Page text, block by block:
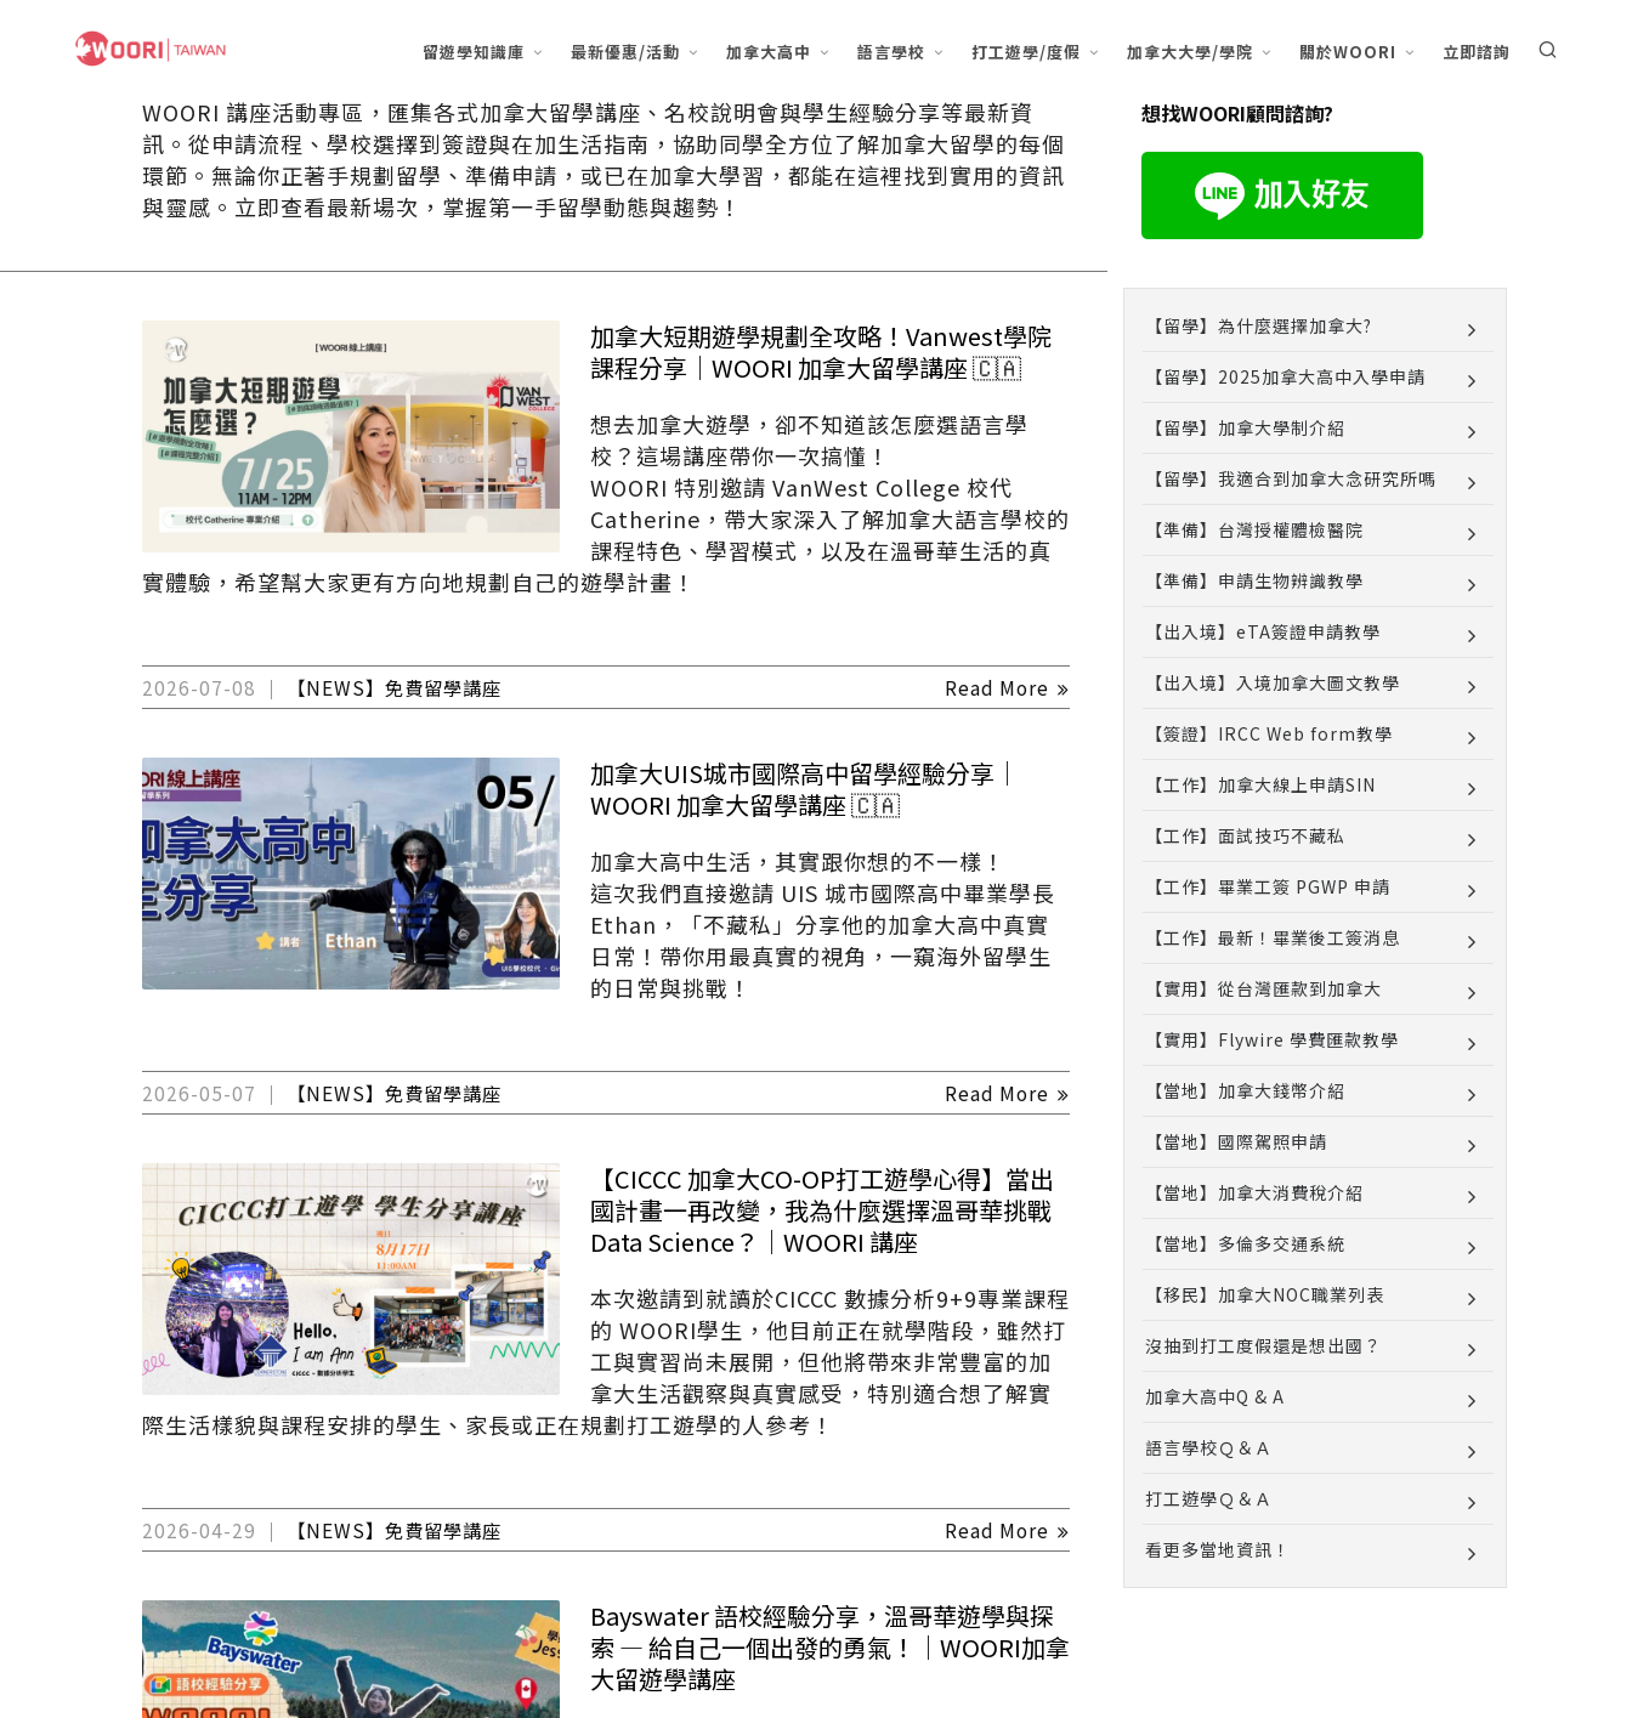
留遊學知識庫 最新優惠/活動 加拿大高中 語言學校 打工遊學/度假 加拿大大學/學院 關於WOORI 立即諮詢
WOORI 講座活動專區，匯集各式加拿大留學講座、名校說明會與學生經驗分享等最新資
訊。從申請流程、學校選擇到簽證與在加生活指南，協助同學全方位了解加拿大留學的每個
環節。無論你正著手規劃留學、準備申請，或已在加拿大學習，都能在這裡找到實用的資訊
與靈感。立即查看最新場次，掌握第一手留學動態與趨勢！
加拿大短期遊學規劃全攻略！Vanwest學院
課程分享｜WOORI 加拿大留學講座 🇨🇦
想去加拿大遊學，卻不知道該怎麼選語言學
校？這場講座帶你一次搞懂！
WOORI 特別邀請 VanWest College 校代
Catherine，帶大家深入了解加拿大語言學校的
課程特色、學習模式，以及在溫哥華生活的真
實體驗，希望幫大家更有方向地規劃自己的遊學計畫！
2026-07-08 【NEWS】免費留學講座 Read More
加拿大UIS城市國際高中留學經驗分享｜
WOORI 加拿大留學講座 🇨🇦
加拿大高中生活，其實跟你想的不一樣！
這次我們直接邀請 UIS 城市國際高中畢業學長
Ethan，「不藏私」分享他的加拿大高中真實
日常！帶你用最真實的視角，一窺海外留學生
的日常與挑戰！
2026-05-07 【NEWS】免費留學講座 Read More
【CICCC 加拿大CO-OP打工遊學心得】當出
國計畫一再改變，我為什麼選擇溫哥華挑戰
Data Science？｜WOORI 講座
本次邀請到就讀於CICCC 數據分析9+9專業課程
的 WOORI學生，他目前正在就學階段，雖然打
工與實習尚未展開，但他將帶來非常豐富的加
拿大生活觀察與真實感受，特別適合想了解實
際生活樣貌與課程安排的學生、家長或正在規劃打工遊學的人參考！
2026-04-29 【NEWS】免費留學講座 Read More
Bayswater 語校經驗分享，溫哥華遊學與探
索 — 給自己一個出發的勇氣！｜WOORI加拿
大留遊學講座
想找WOORI顧問諮詢?
【留學】為什麼選擇加拿大?
【留學】2025加拿大高中入學申請
【留學】加拿大學制介紹
【留學】我適合到加拿大念研究所嗎
【準備】台灣授權體檢醫院
【準備】申請生物辨識教學
【出入境】eTA簽證申請教學
【出入境】入境加拿大圖文教學
【簽證】IRCC Web form教學
【工作】加拿大線上申請SIN
【工作】面試技巧不藏私
【工作】畢業工簽 PGWP 申請
【工作】最新！畢業後工簽消息
【實用】從台灣匯款到加拿大
【實用】Flywire 學費匯款教學
【當地】加拿大錢幣介紹
【當地】國際駕照申請
【當地】加拿大消費稅介紹
【當地】多倫多交通系統
【移民】加拿大NOC職業列表
沒抽到打工度假還是想出國？
加拿大高中Q & A
語言學校Ｑ＆Ａ
打工遊學Ｑ＆Ａ
看更多當地資訊！